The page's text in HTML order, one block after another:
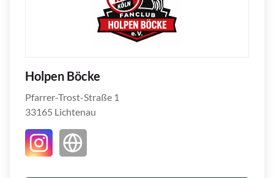
Holpen Böcke
Pfarrer-Trost-Straße 1
33165 Lichtenau